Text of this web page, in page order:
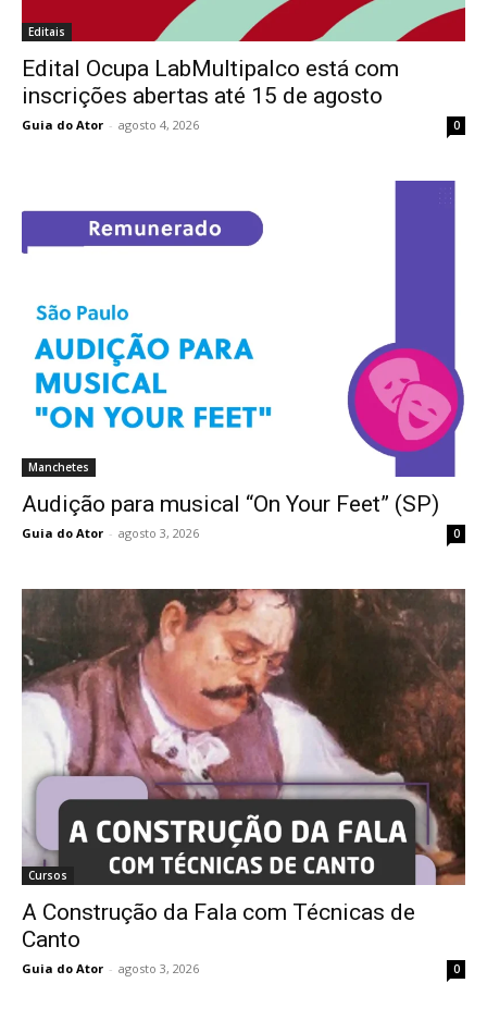
Editais
Edital Ocupa LabMultipalco está com
inscrições abertas até 15 de agosto
Guia do Ator - agosto 4, 2026 0
Manchetes
Audição para musical “On Your Feet” (SP)
Guia do Ator - agosto 3, 2026 0
Cursos
A Construção da Fala com Técnicas de
Canto
Guia do Ator - agosto 3, 2026 0